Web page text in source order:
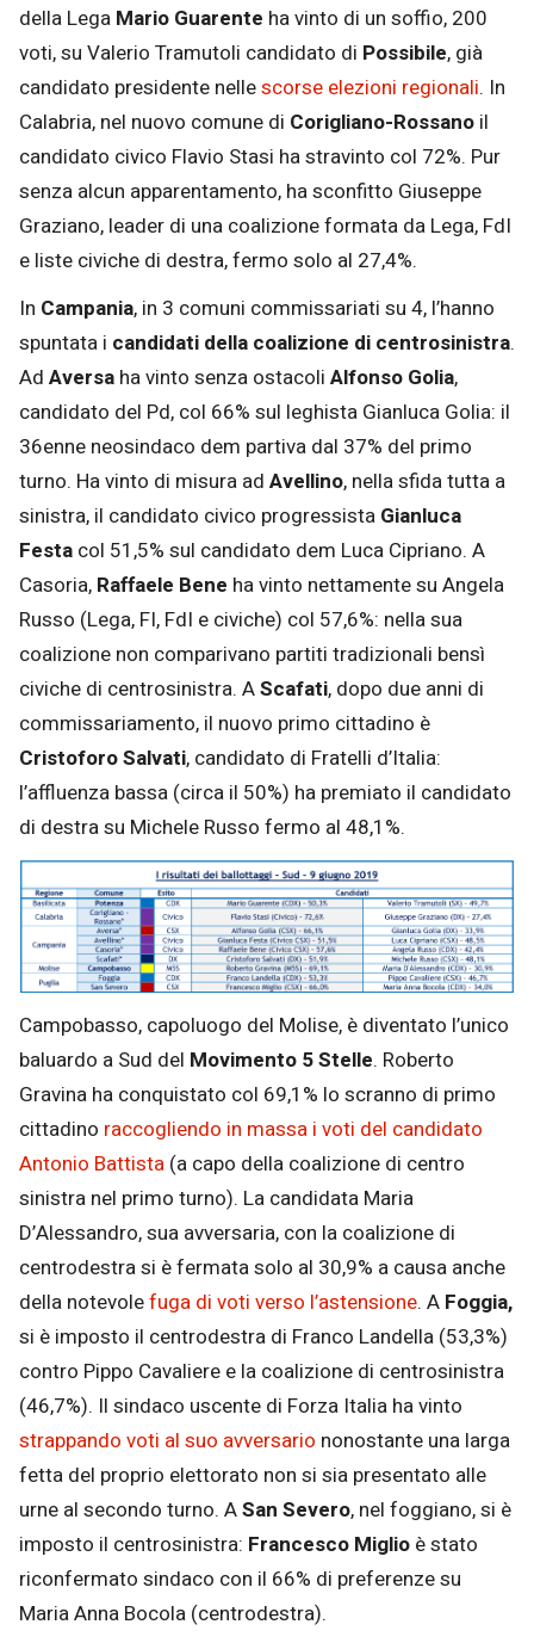
della Lega Mario Guarente ha vinto di un soffio, 200
voti, su Valerio Tramutoli candidato di Possibile, già
candidato presidente nellescorse elezioni regionali. In
Calabria, nel nuovo comune di Corigliano-Rossano il
candidato civico Flavio Stasi ha stravinto col 72%. Pur
senza alcun apparentamento, ha sconfitto Giuseppe
Graziano, leader di una coalizione formata da Lega, FdI
e liste civiche di destra, fermo solo al 27,4%.
In Campania, in 3 comuni commissariati su 4, l’hanno
spuntata i candidati della coalizione di centrosinistra.
Ad Aversa ha vinto senza ostacoli Alfonso Golia,
candidato del Pd, col 66% sul leghista Gianluca Golia: il
36enne neosindaco dem partiva dal 37% del primo
turno. Ha vinto di misura ad Avellino, nella sfida tutta a
sinistra, il candidato civico progressista Gianluca
Festa col 51,5% sul candidato dem Luca Cipriano. A
Casoria, Raffaele Bene ha vinto nettamente su Angela
Russo (Lega, FI, FdI e civiche) col 57,6%: nella sua
coalizione non comparivano partiti tradizionali bensì
civiche di centrosinistra. AScafati, dopo due anni di
commissariamento, il nuovo primo cittadino è
Cristoforo Salvati, candidato di Fratelli d’Italia:
l’affluenza bassa (circa il 50%) ha premiato il candidato
di destra su Michele Russo fermo al 48,1%.
Campobasso, capoluogo del Molise, è diventato l’unico
baluardo a Sud del Movimento 5 Stelle. Roberto
Gravina ha conquistato col 69,1% lo scranno di primo
cittadino raccogliendo in massa i voti del candidato
Antonio Battista (a capo della coalizione di centro
sinistra nel primo turno). La candidata Maria
D’Alessandro, sua avversaria, con la coalizione di
centrodestra si è fermata solo al 30,9% a causa anche
della notevolefuga di voti verso l’astensione. A Foggia,
si è imposto il centrodestra di Franco Landella (53,3%)
contro Pippo Cavaliere e la coalizione di centrosinistra
(46,7%). Il sindaco uscente di Forza Italia ha vinto
strappando voti al suo avversario nonostante una larga
fetta del proprio elettorato non si sia presentato alle
urne al secondo turno. ASan Severo, nel foggiano, si è
imposto il centrosinistra: Francesco Miglio è stato
riconfermato sindaco con il 66% di preferenze su
Maria Anna Bocola (centrodestra).